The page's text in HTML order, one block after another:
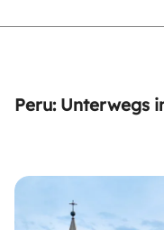
Peru: Unterwegs